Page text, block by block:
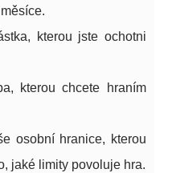
kterou jste ochotni
kterou chcete hraním
osobní hranice, kterou
jaké limity povoluje hra.